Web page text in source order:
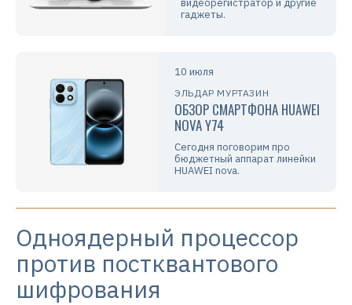
гаджеты.
10 июля
ЭЛЬДАР МУРТАЗИН
ОБЗОР СМАРТФОНА HUAWEI
NOVA Y74
Сегодня поговорим про
бюджетный аппарат линейки
HUAWEI nova.
Одноядерный процессор
против постквантового
шифрования